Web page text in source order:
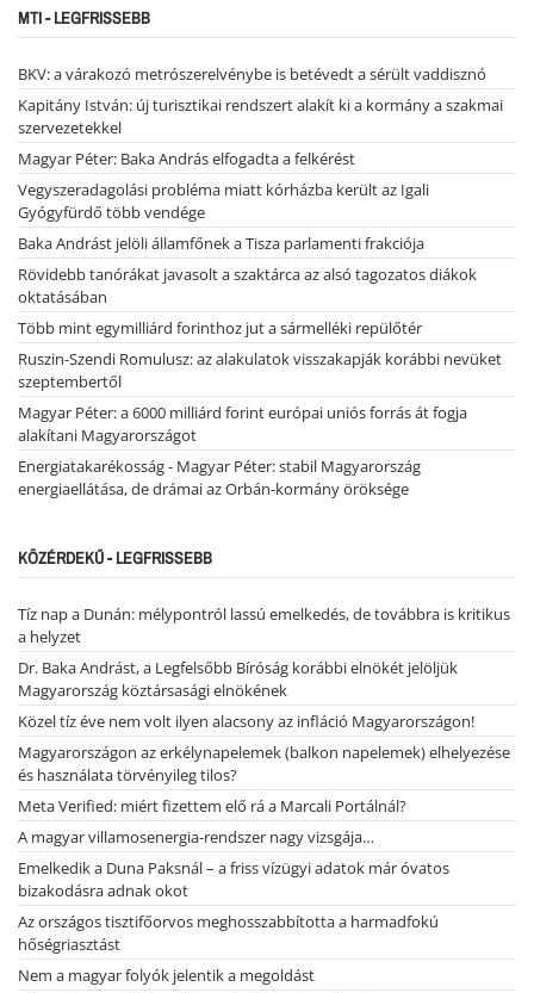
MTI - LEGFRISSEBB
BKV: a várakozó metrószerelvénybe is betévedt a sérült vaddisznó
Kapitány István: új turisztikai rendszert alakít ki a kormány a szakmai
szervezetekkel
Magyar Péter: Baka András elfogadta a felkérést
Vegyszeradagolási probléma miatt kórházba került az Igali
Gyógyfürdő több vendége
Baka Andrást jelöli államfőnek a Tisza parlamenti frakciója
Rövidebb tanórákat javasolt a szaktárca az alsó tagozatos diákok
oktatásában
Több mint egymilliárd forinthoz jut a sármelléki repülőtér
Ruszin-Szendi Romulusz: az alakulatok visszakapják korábbi nevüket
szeptembertől
Magyar Péter: a 6000 milliárd forint európai uniós forrás át fogja
alakítani Magyarországot
Energiatakarékosság - Magyar Péter: stabil Magyarország
energiaellátása, de drámai az Orbán-kormány öröksége
KÖZÉRDEKŰ - LEGFRISSEBB
Tíz nap a Dunán: mélypontról lassú emelkedés, de továbbra is kritikus
a helyzet
Dr. Baka Andrást, a Legfelsőbb Bíróság korábbi elnökét jelöljük
Magyarország köztársasági elnökének
Közel tíz éve nem volt ilyen alacsony az infláció Magyarországon!
Magyarországon az erkélynapelemek (balkon napelemek) elhelyezése
és használata törvényileg tilos?
Meta Verified: miért fizettem elő rá a Marcali Portálnál?
A magyar villamosenergia-rendszer nagy vizsgája…
Emelkedik a Duna Paksnál – a friss vízügyi adatok már óvatos
bizakodásra adnak okot
Az országos tisztifőorvos meghosszabbította a harmadfokú
hőségriasztást
Nem a magyar folyók jelentik a megoldást